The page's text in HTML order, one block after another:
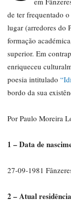
de ter frequentado
lugar (arredores do
formação
superior. Em
enriqueceu
poesia intitulado
bordo da sua
Por Paulo Moreira
1 – Data de
27-09-1981
2 – Atual